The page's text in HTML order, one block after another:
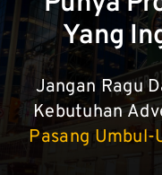
Yang
Jangan Ragu
Kebutuhan
Pasang Umbul-